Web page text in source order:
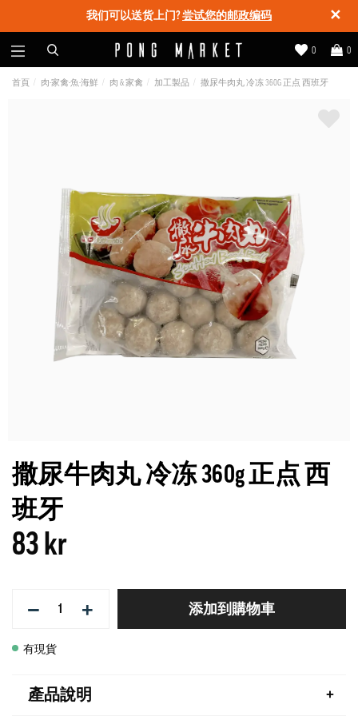
✕
我们可以送货上门?尝试您的邮政编码
0
0
首頁 肉-家禽-魚-海鮮 肉 & 家禽 加工製品 撒尿牛肉丸 冷冻 360G 正点 西班牙
撒尿牛肉丸 冷冻 360g 正点 西
班牙
83 kr
− + 添加到購物車
有現貨
產品說明